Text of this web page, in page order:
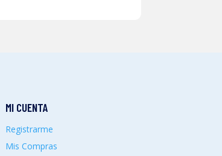
MI CUENTA
Registrarme
Mis Compras